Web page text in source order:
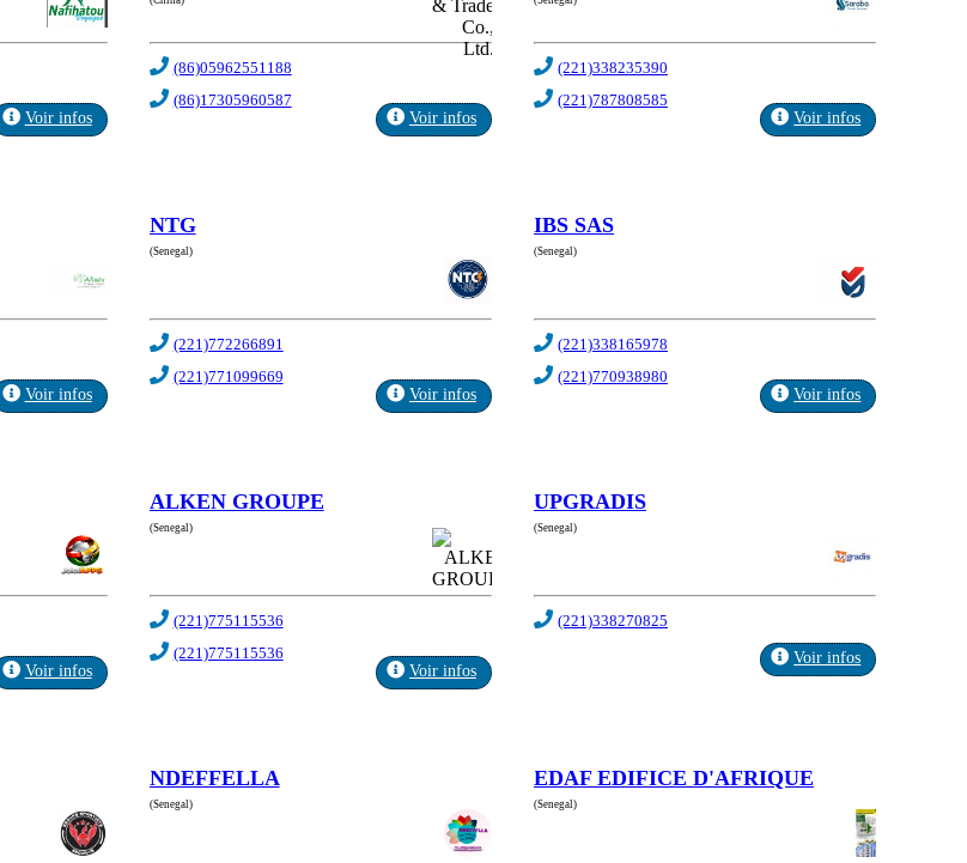
Voir infos
(86)05962551188
(86)17305960587
Voir infos
(221)338235390
(221)787808585
Voir infos
Voir infos
NTG
(Senegal)
(221)772266891
(221)771099669
Voir infos
IBS SAS
(Senegal)
(221)338165978
(221)770938980
Voir infos
Voir infos
ALKEN GROUPE
(Senegal)
(221)775115536
(221)775115536
Voir infos
UPGRADIS
(Senegal)
(221)338270825
Voir infos
NDEFFELLA
(Senegal)
EDAF EDIFICE D'AFRIQUE
(Senegal)